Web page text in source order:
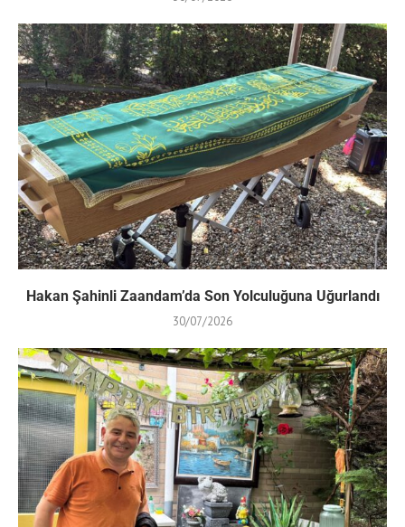
Hakan Şahinli Zaandam’da Son Yolculuğuna Uğurlandı
30/07/2026